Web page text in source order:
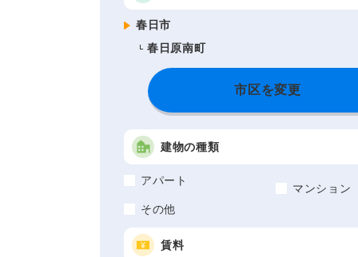
春日市
春日原南町
市区を変更
建物の種類
アパート
マンション
その他
賃料